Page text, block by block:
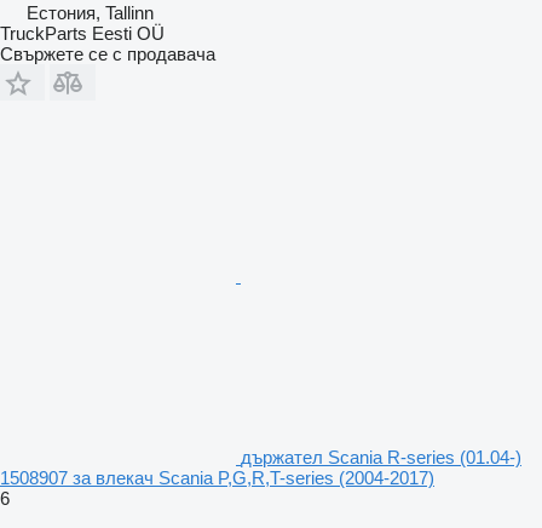
Естония, Tallinn
TruckParts Eesti OÜ
Свържете се с продавача
държател Scania R-series (01.04-)
1508907 за влекач Scania P,G,R,T-series (2004-2017)
6